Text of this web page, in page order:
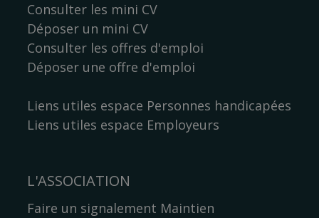
Consulter les mini CV
Déposer un mini CV
Consulter les offres d'emploi
Déposer une offre d'emploi
Liens utiles espace Personnes handicapées
Liens utiles espace Employeurs
L'ASSOCIATION
Faire un signalement Maintien